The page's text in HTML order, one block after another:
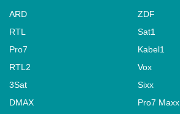
ARD
ZDF
RTL
Sat1
Pro7
Kabel1
RTL2
Vox
3Sat
Sixx
DMAX
Pro7 Maxx